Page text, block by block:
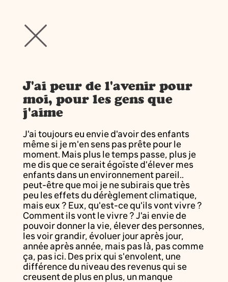
J'ai peur de l'avenir pour
moi, pour les gens que
j'aime
J'ai toujours eu envie d'avoir des enfants
même si je m'en sens pas prête pour le
moment. Mais plus le temps passe, plus je
me dis que ce serait égoïste d'élever mes
enfants dans un environnement pareil..
peut-être que moi je ne subirais que très
peu les effets du dérèglement climatique,
mais eux ? Eux, qu'est-ce qu'ils vont vivre ?
Comment ils vont le vivre ? J'ai envie de
pouvoir donner la vie, élever des personnes,
les voir grandir, évoluer jour après jour,
année après année, mais pas là, pas comme
ça, pas ici. Des prix qui s'envolent, une
différence du niveau des revenus qui se
creusent de plus en plus, un manque